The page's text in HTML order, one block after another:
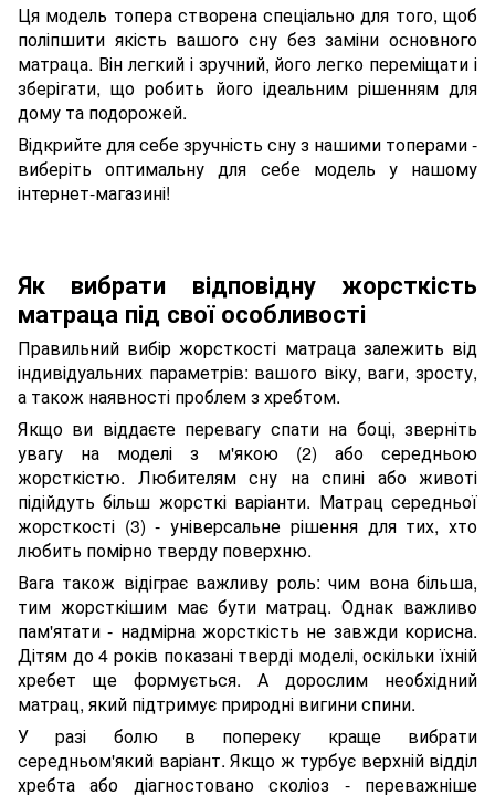
Ця модель топера створена спеціально для того, щоб
поліпшити якість вашого сну без заміни основного
матраца. Він легкий і зручний, його легко переміщати і
зберігати, що робить його ідеальним рішенням для
дому та подорожей.
Відкрийте для себе зручність сну з нашими топерами -
виберіть оптимальну для себе модель у нашому
інтернет-магазині!
Як вибрати відповідну жорсткість
матраца під свої особливості
Правильний вибір жорсткості матраца залежить від
індивідуальних параметрів: вашого віку, ваги, зросту,
а також наявності проблем з хребтом.
Якщо ви віддаєте перевагу спати на боці, зверніть
увагу на моделі з м'якою (2) або середньою
жорсткістю. Любителям сну на спині або животі
підійдуть більш жорсткі варіанти. Матрац середньої
жорсткості (3) - універсальне рішення для тих, хто
любить помірно тверду поверхню.
Вага також відіграє важливу роль: чим вона більша,
тим жорсткішим має бути матрац. Однак важливо
пам'ятати - надмірна жорсткість не завжди корисна.
Дітям до 4 років показані тверді моделі, оскільки їхній
хребет ще формується. А дорослим необхідний
матрац, який підтримує природні вигини спини.
У разі болю в попереку краще вибрати
середньом'який варіант. Якщо ж турбує верхній відділ
хребта або діагностовано сколіоз - переважніше